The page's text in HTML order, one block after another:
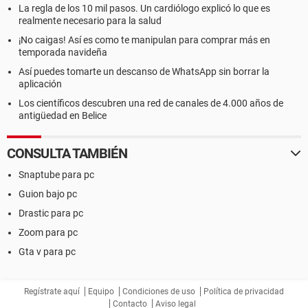
La regla de los 10 mil pasos. Un cardiólogo explicó lo que es
realmente necesario para la salud
¡No caigas! Así es como te manipulan para comprar más en
temporada navideña
Así puedes tomarte un descanso de WhatsApp sin borrar la
aplicación
Los científicos descubren una red de canales de 4.000 años de
antigüedad en Belice
CONSULTA TAMBIÉN
Snaptube para pc
Guion bajo pc
Drastic para pc
Zoom para pc
Gta v para pc
Regístrate aquí Equipo Condiciones de uso
Política de privacidad
Contacto
Aviso legal